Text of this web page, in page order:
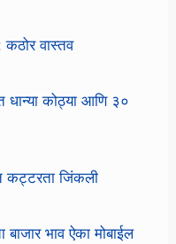
कठोर वास्तव
धान्या कोठ्या आणि ३०
कट्टरता जिंकली
भाव ऐका मोबाईल